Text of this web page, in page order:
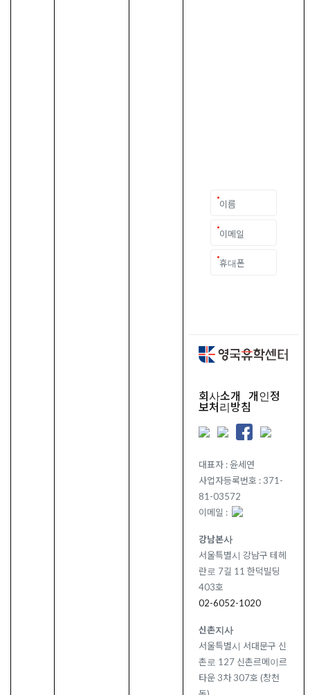
회사소개
개인정
보처리방침
대표자 : 윤세연
사업자등록번호 : 371-
81-03572
이메일 :
강남본사
서울특별시 강남구 테헤
란로 7길 11 한덕빌딩
403호
02-6052-1020
신촌지사
서울특별시 서대문구 신
촌로 127 신촌르메이르
타운 3차 307호 (창천